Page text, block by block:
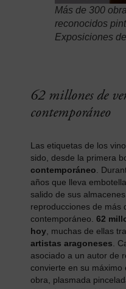
Más de 300
reconocidos
Exposiciones
62 millones de
contemporáneo
Las etiquetas de los
sido, desde la primera
contemporáneo.
años que lleva
salido de sus
reproducciones de más
contemporáneo. 62
hoy, muchas de ellas
artistas aragoneses.
asociado a un autor de
convierte en su máximo
obra, plasmada